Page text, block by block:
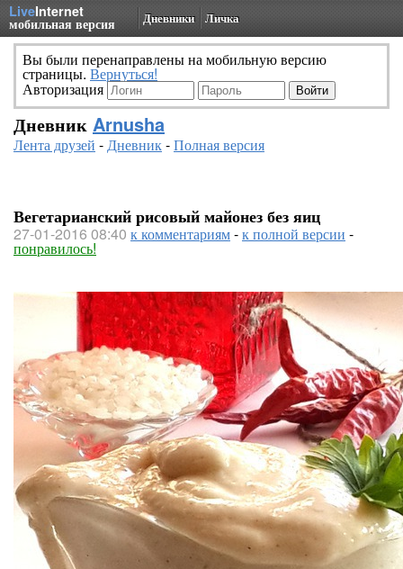
LiveInternet
мобильная версия Дневники Личка
Вы были перенаправлены на мобильную версию
страницы. Вернуться!
Авторизация
Дневник Arnusha
Лента друзей -Дневник-Полная версия
Вегетарианский рисовый майонез без яиц
27-01-2016 08:40 к комментариям-к полной версии -
понравилось!